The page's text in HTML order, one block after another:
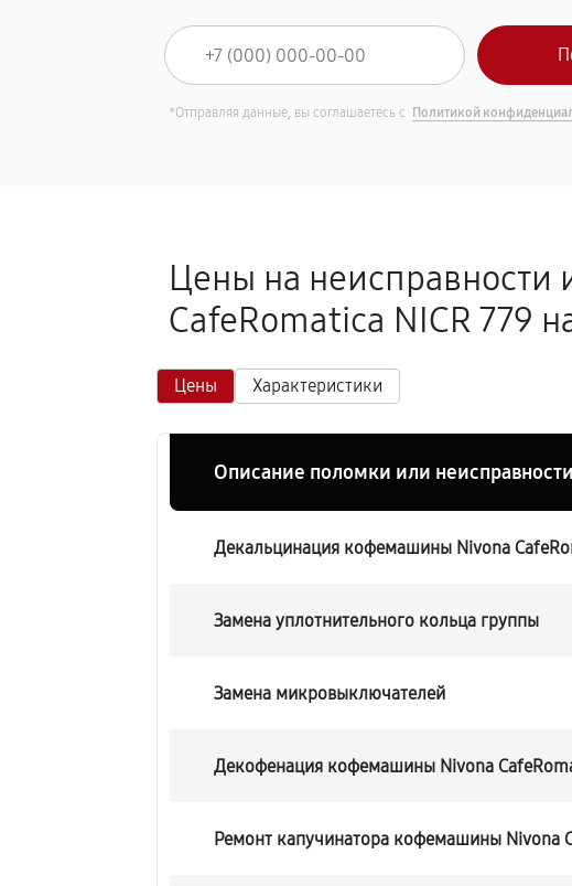
*Отправляя данные, вы соглашаетесь с Политикой
Цены на
CafeRomatica NICR 779
Цены Характеристики
Описание поломки или неисправности
Декальцинация кофемашины Nivona
Замена уплотнительного кольца группы
Замена микровыключателей
Декофенация кофемашины Nivona
Ремонт капучинатора кофемашины Nivona